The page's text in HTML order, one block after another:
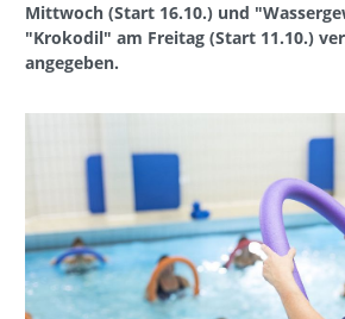
Mittwoch (Start 16.10.) und
"Krokodil" am Freitag (Start 11.10.)
angegeben.